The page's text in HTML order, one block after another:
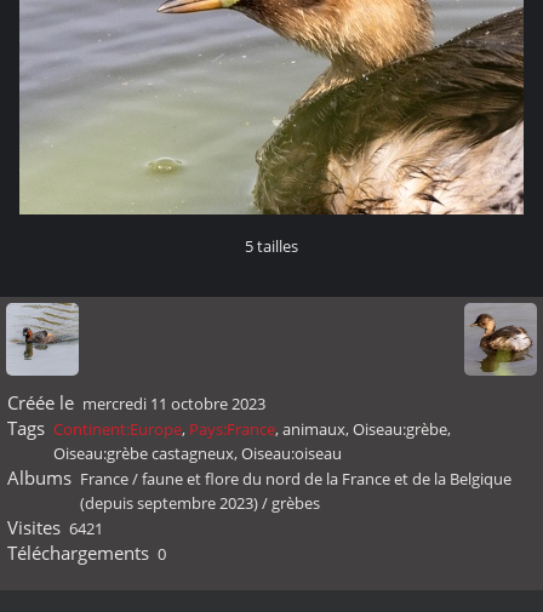
5 tailles
Créée le mercredi 11 octobre 2023
Tags Continent:Europe, Pays:France,animaux,Oiseau:grèbe,
Oiseau:grèbe castagneux,Oiseau:oiseau
Albums France/faune et flore du nord de la France et de la Belgique
(depuis septembre 2023)/ grèbes
Visites 6421
Téléchargements 0